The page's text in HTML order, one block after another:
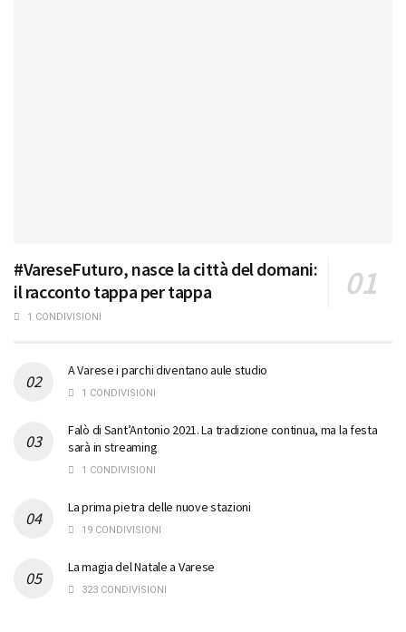
#VareseFuturo, nasce la città del domani:
il racconto tappa per tappa
1 CONDIVISIONI
A Varese i parchi diventano aule studio
1 CONDIVISIONI
Falò di Sant’Antonio 2021. La tradizione continua, ma la festa
sarà in streaming
1 CONDIVISIONI
La prima pietra delle nuove stazioni
19 CONDIVISIONI
La magia del Natale a Varese
323 CONDIVISIONI